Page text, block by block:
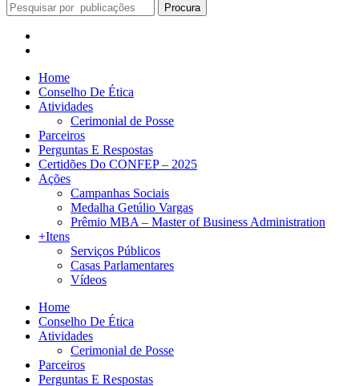
Procura
Home
Conselho De Ética
Atividades
Cerimonial de Posse
Parceiros
Perguntas E Respostas
Certidões Do CONFEP – 2025
Ações
Campanhas Sociais
Medalha Getúlio Vargas
Prêmio MBA – Master of Business Administration
+Itens
Serviços Públicos
Casas Parlamentares
Vídeos
Home
Conselho De Ética
Atividades
Cerimonial de Posse
Parceiros
Perguntas E Respostas